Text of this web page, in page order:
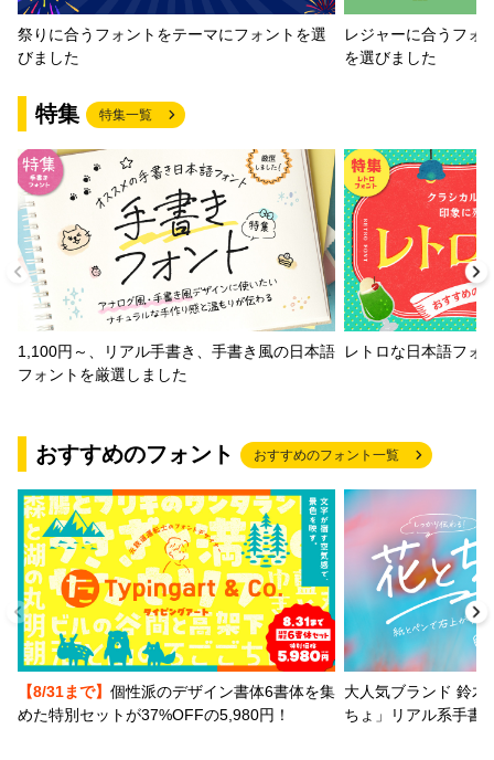
祭りに合うフォントをテーマにフォントを選
びました
レジャーに合うフォ
を選びました
特集 特集一覧
1,100円～、リアル手書き、手書き風の日本語
フォントを厳選しました
レトロな日本語フォ
おすすめのフォント おすすめのフォント一覧
【8/31まで】 個性派のデザイン書体6書体を集
めた特別セットが37%OFFの5,980円！
大人気ブランド 鈴木
ちょ」リアル系手書